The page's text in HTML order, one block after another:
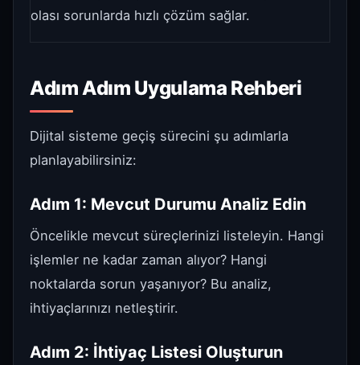
olası sorunlarda hızlı çözüm sağlar.
Adım Adım Uygulama Rehberi
Dijital sisteme geçiş sürecini şu adımlarla
planlayabilirsiniz:
Adım 1: Mevcut Durumu Analiz Edin
Öncelikle mevcut süreçlerinizi listeleyin. Hangi
işlemler ne kadar zaman alıyor? Hangi
noktalarda sorun yaşanıyor? Bu analiz,
ihtiyaçlarınızı netleştirir.
Adım 2: İhtiyaç Listesi Oluşturun